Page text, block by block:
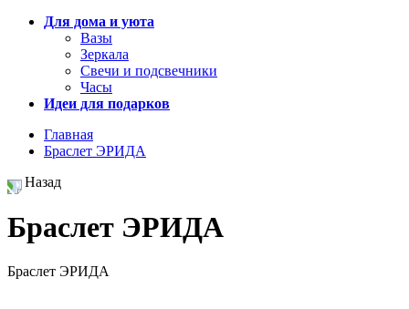
Для дома и уюта
Вазы
Зеркала
Свечи и подсвечники
Часы
Идеи для подарков
Главная
Браслет ЭРИДА
Назад
Браслет ЭРИДА
Браслет ЭРИДА